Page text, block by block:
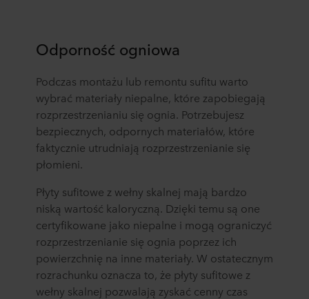
Odporność ogniowa
Podczas montażu lub remontu sufitu warto
wybrać materiały niepalne, które zapobiegają
rozprzestrzenianiu się ognia. Potrzebujesz
bezpiecznych, odpornych materiałów, które
faktycznie utrudniają rozprzestrzenianie się
płomieni.
Płyty sufitowe z wełny skalnej mają bardzo
niską wartość kaloryczną. Dzięki temu są one
certyfikowane jako niepalne i mogą ograniczyć
rozprzestrzenianie się ognia poprzez ich
powierzchnię na inne materiały. W ostatecznym
rozrachunku oznacza to, że płyty sufitowe z
wełny skalnej pozwalają zyskać cenny czas